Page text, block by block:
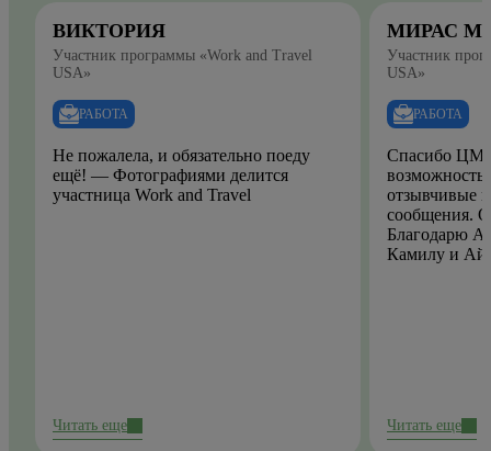
ВИКТОРИЯ
Участник программы «Work and Travel
USA»
РАБОТА
Не пожалела, и обязательно поеду
ещё! — Фотографиями делится
участница Work and Travel
Читать еще
МИРАС
Участник
USA»
РАБОТА
Спасибо ЦМО
отзывчивые
сообщения.
Благодарю
Камилу и
Читать еще